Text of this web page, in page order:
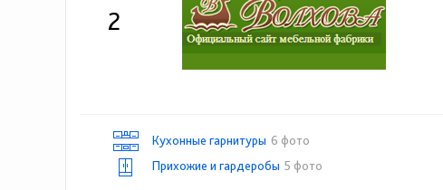
2
Кухонные гарнитуры 6 фото
Прихожие и гардеробы 5 фото